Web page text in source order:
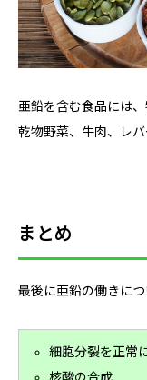
亜鉛を含む食品には
乾物野菜、牛肉、レ
まとめ
最後に亜鉛の働きにつ
細胞分裂を正常